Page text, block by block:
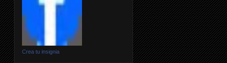
Crea tu insignia